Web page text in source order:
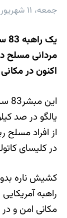
جمعه، ۱۱ شهریور، ۱۴۰۱
مردانی مسلح
اکنون در
یالگو در صد
در کلیسای
کشیش ناره
راهبه
مکانی امن و